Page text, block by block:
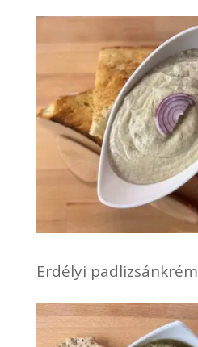
Erdélyi padlizsánkrém